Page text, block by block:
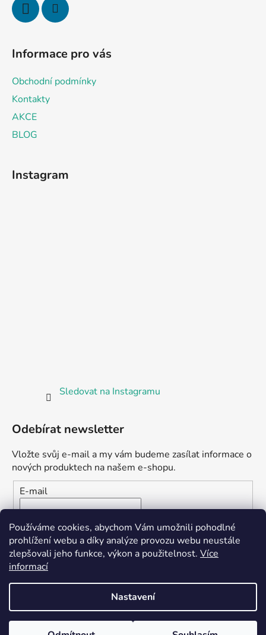
Používáme cookies, abychom Vám umožnili pohodlné
prohlížení webu a díky analýze provozu webu neustále
zlepšovali jeho funkce, výkon a použitelnost. Více
informací
Nastavení
Informace pro vás
Obchodní podmínky
Kontakty
AKCE
BLOG
Instagram
Sledovat na Instagramu
Odebírat newsletter
Vložte svůj e-mail a my vám budeme zasílat informace o
nových produktech na našem e-shopu.
E-mail
Vložením e-mailu souhlasíte s
podmínkami ochrany
osobních údajů
PŘIHLÁSIT SE
Vytvořil Shoptet